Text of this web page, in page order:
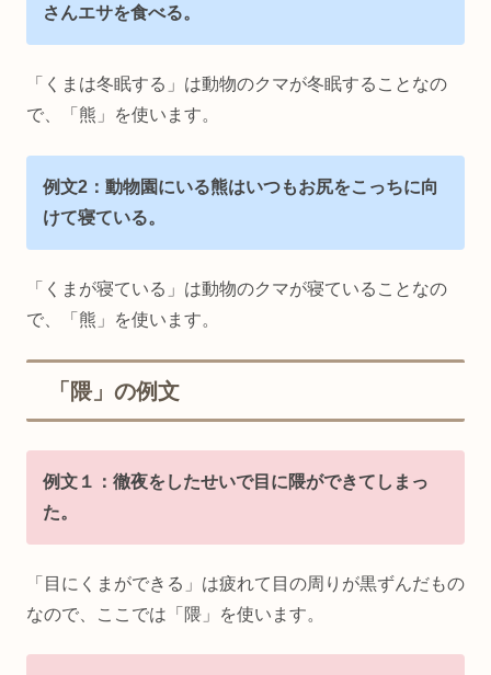
さんエサを食べる。
「くまは冬眠する」は動物のクマが冬眠することなの
で、「熊」を使います。
例文2：動物園にいる熊はいつもお尻をこっちに向
けて寝ている。
「くまが寝ている」は動物のクマが寝ていることなの
で、「熊」を使います。
「隈」の例文
例文１：徹夜をしたせいで目に隈ができてしまっ
た。
「目にくまができる」は疲れて目の周りが黒ずんだもの
なので、ここでは「隈」を使います。